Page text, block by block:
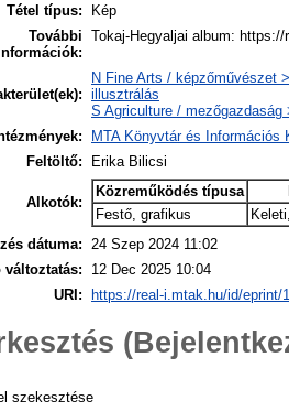
Tétel típus:
Kép
További Tokaj-Hegyaljai album:
N Fine Arts / képzőművészet
illusztrálás
S Agriculture /
MTA Könyvtár és Információs
Feltöltő:
Erika Bilicsi
Alkotók:
Közreműködés típusa
Festő, grafikus
dátuma:
24 Szep 2024 11:02
változtatás:
12 Dec 2025 10:04
URI:
https://real-i.mtak.hu/id/eprint/
szekesztése